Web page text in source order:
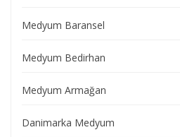
Medyum Baransel
Medyum Bedirhan
Medyum Armağan
Danimarka Medyum